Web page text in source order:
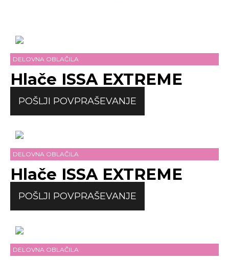
DELOVNA OBLAČILA
Hlače ISSA EXTREME
POŠLJI POVPRAŠEVANJE
DELOVNA OBLAČILA
Hlače ISSA EXTREME
POŠLJI POVPRAŠEVANJE
DELOVNA OBLAČILA